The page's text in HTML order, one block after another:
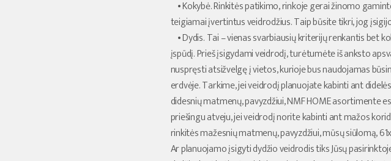
• Kokybė. Rinkitės patikimo, rinkoje gerai žinomo
teigiamai įvertintus veidrodžius. Taip būsite tikri, jog
• Dydis. Tai – vienas svarbiausių kriterijų renkantis bet
įspūdį. Prieš įsigydami veidrodį, turėtumėte iš anksto
nuspręsti atsižvelgę į vietos, kurioje bus naudojamas
erdvėje. Tarkime, jei veidrodį planuojate kabinti ant
didesnių matmenų, pavyzdžiui, NMF HOME asortimente
priešingu atveju, jei veidrodį norite kabinti ant mažos
rinkitės mažesnių matmenų, pavyzdžiui, mūsų siūlomą,
Ar planuojamo įsigyti dydžio veidrodis tiks Jūsų